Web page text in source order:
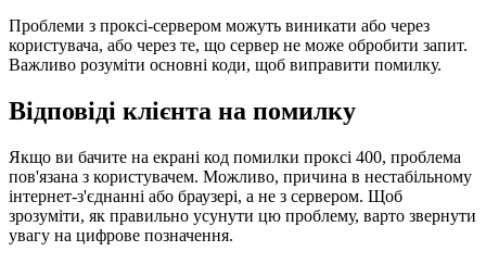
Проблеми з проксі-сервером можуть виникати або через
користувача, або через те, що сервер не може обробити запит.
Важливо розуміти основні коди, щоб виправити помилку.
Відповіді клієнта на помилку
Якщо ви бачите на екрані код помилки проксі 400, проблема
пов'язана з користувачем. Можливо, причина в нестабільному
інтернет-з'єднанні або браузері, а не з сервером. Щоб
зрозуміти, як правильно усунути цю проблему, варто звернути
увагу на цифрове позначення.